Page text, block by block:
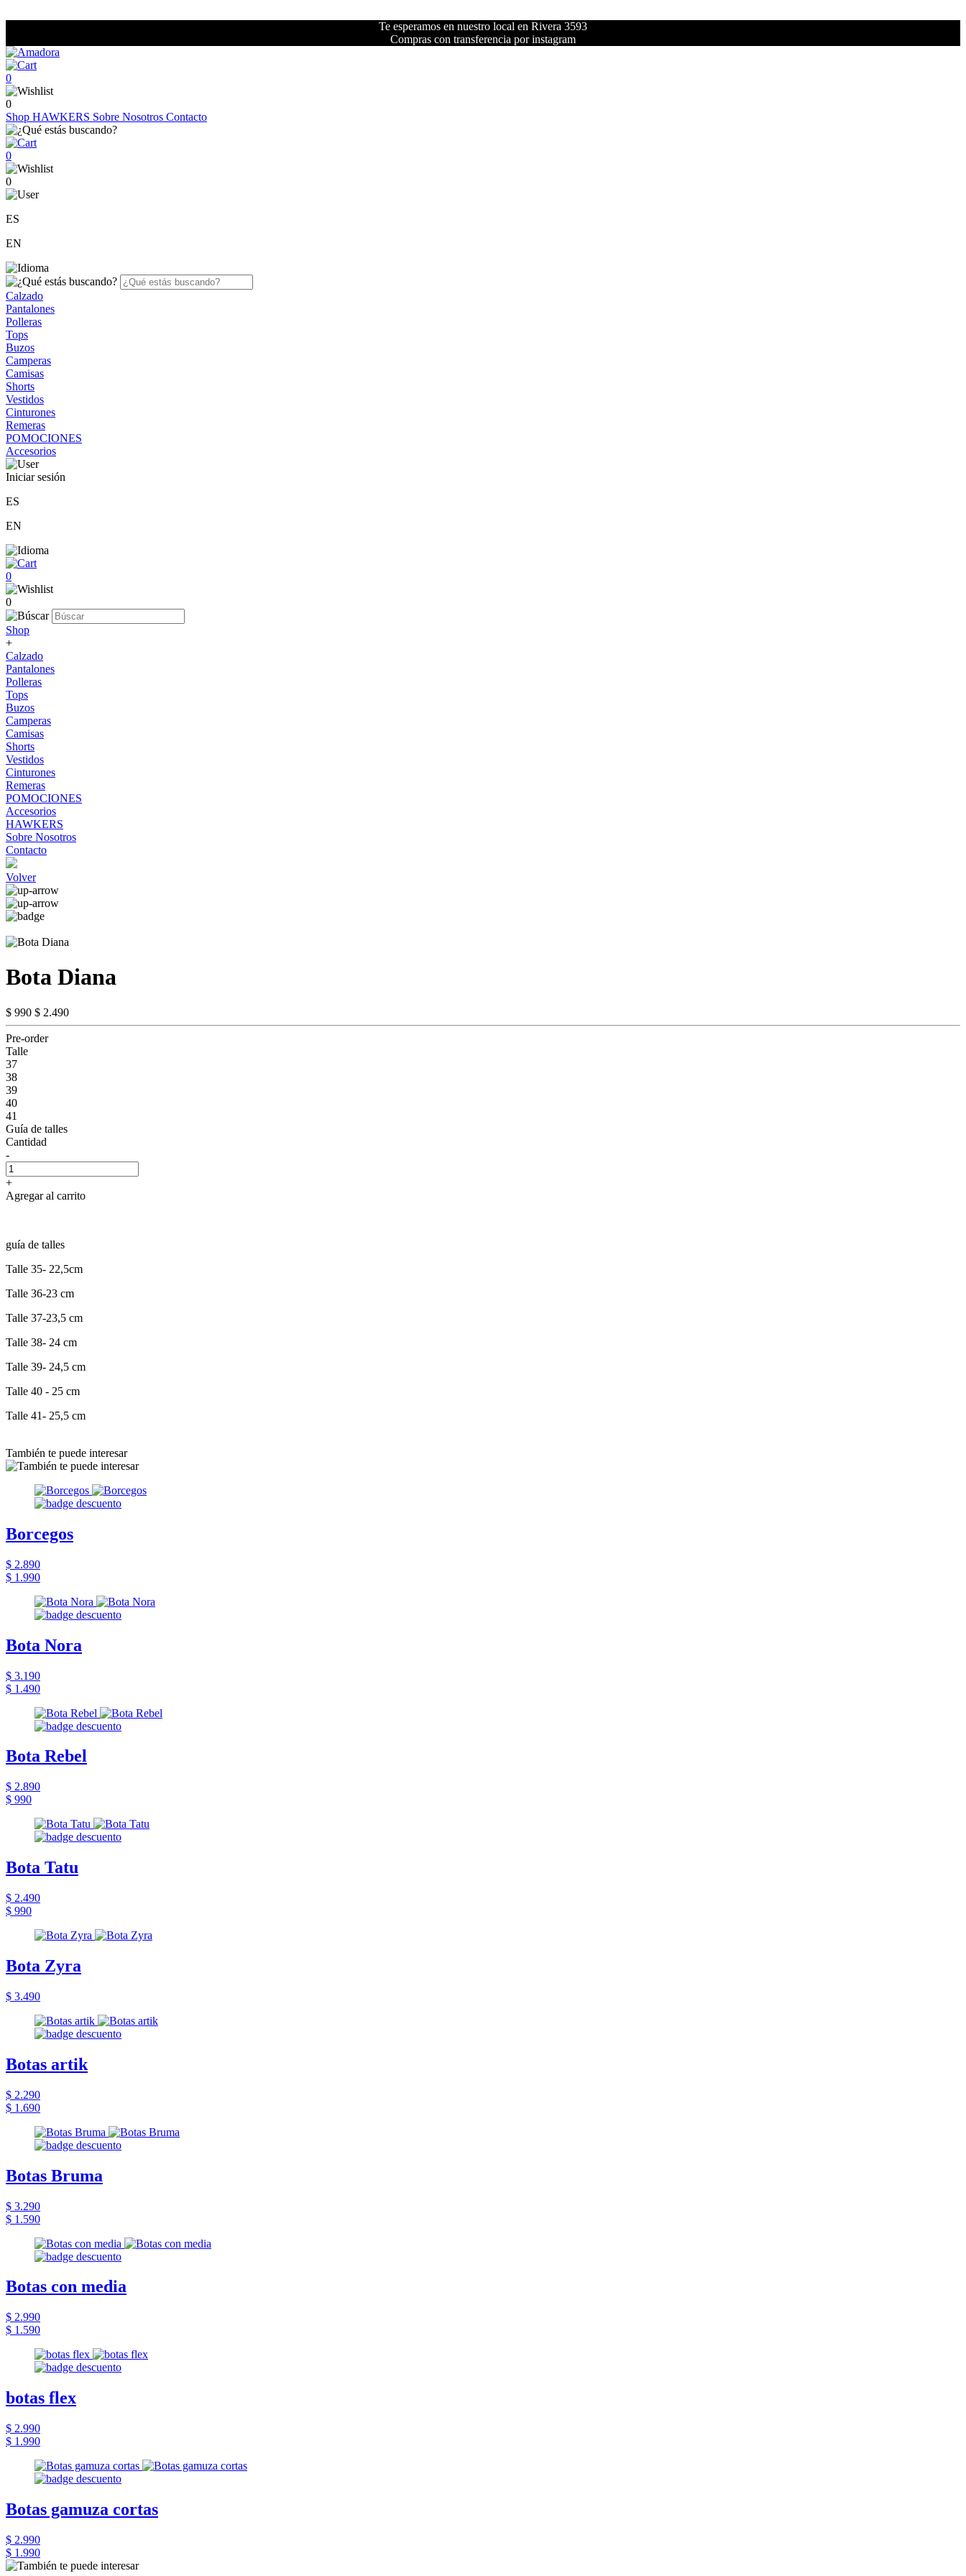
Te esperamos en nuestro local en Rivera 3593
Compras con transferencia por instagram
0
0
Shop HAWKERS Sobre Nosotros Contacto
0
0
ES
EN
Calzado
Pantalones
Polleras
Tops
Buzos
Camperas
Camisas
Shorts
Vestidos
Cinturones
Remeras
POMOCIONES
Accesorios
Iniciar sesión
ES
EN
0
0
Shop
+
Calzado
Pantalones
Polleras
Tops
Buzos
Camperas
Camisas
Shorts
Vestidos
Cinturones
Remeras
POMOCIONES
Accesorios
HAWKERS
Sobre Nosotros
Contacto
Volver
Bota Diana
$ 990 $ 2.490
Pre-order
Talle
37
38
39
40
41
Guía de talles
Cantidad
-
+
Agregar al carrito
guía de talles
Talle 35- 22,5cm
Talle 36-23 cm
Talle 37-23,5 cm
Talle 38- 24 cm
Talle 39- 24,5 cm
Talle 40 - 25 cm
Talle 41- 25,5 cm
También te puede interesar
Borcegos
$ 2.890
$ 1.990
Bota Nora
$ 3.190
$ 1.490
Bota Rebel
$ 2.890
$ 990
Bota Tatu
$ 2.490
$ 990
Bota Zyra
$ 3.490
Botas artik
$ 2.290
$ 1.690
Botas Bruma
$ 3.290
$ 1.590
Botas con media
$ 2.990
$ 1.590
botas flex
$ 2.990
$ 1.990
Botas gamuza cortas
$ 2.990
$ 1.990